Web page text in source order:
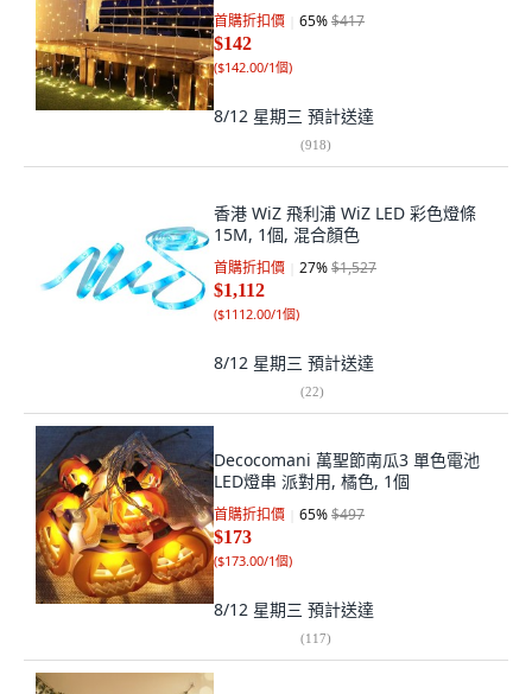
首購折扣價 65%$417
$142
($142.00/1個)
8/12 星期三 預計送達
(918)
香港 WiZ 飛利浦 WiZ LED 彩色燈條
15M, 1個, 混合顏色
首購折扣價 27%$1,527
$1,112
($1112.00/1個)
8/12 星期三 預計送達
(22)
Decocomani 萬聖節南瓜3 單色電池
LED燈串 派對用, 橘色, 1個
首購折扣價 65%$497
$173
($173.00/1個)
8/12 星期三 預計送達
(117)